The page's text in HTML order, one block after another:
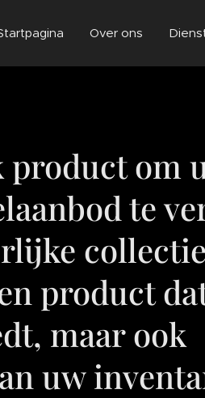
Over ons
product om
te
product
maar ook
uw